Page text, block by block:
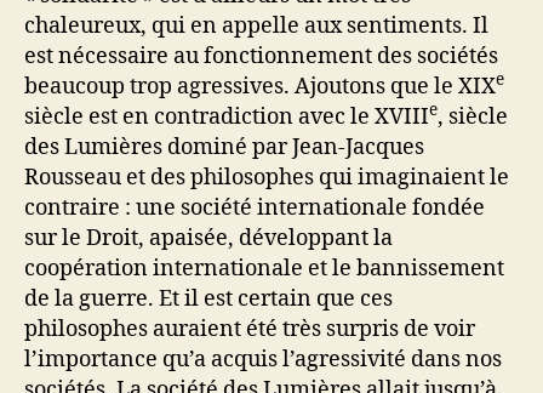
chaleureux, qui en appelle aux sentiments. Il
est nécessaire au fonctionnement des sociétés
beaucoup trop agressives. Ajoutons que le XIXe
siècle est en contradiction avec le XVIIIe, siècle
des Lumières dominé par Jean-Jacques
Rousseau et des philosophes qui imaginaient le
contraire : une société internationale fondée
sur le Droit, apaisée, développant la
coopération internationale et le bannissement
de la guerre. Et il est certain que ces
philosophes auraient été très surpris de voir
l’importance qu’a acquis l’agressivité dans nos